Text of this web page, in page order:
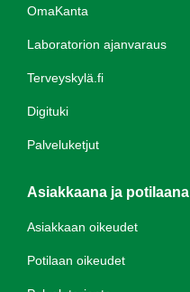
OmaKanta
Laboratorion ajanvaraus
Terveyskylä.fi
Digituki
Palveluketjut
Asiakkaana ja potilaana
Asiakkaan oikeudet
Potilaan oikeudet